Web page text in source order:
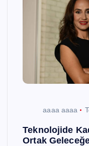
aaaa aaaa
Teknolojide
Ortak Geleceğe